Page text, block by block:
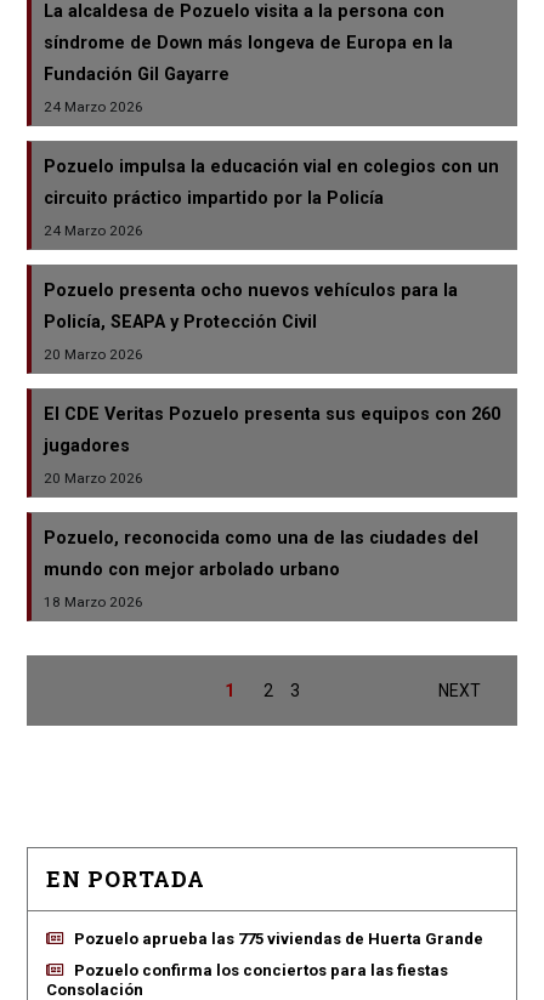
La alcaldesa de Pozuelo visita a la persona con
síndrome de Down más longeva de Europa en la
Fundación Gil Gayarre
24 Marzo 2026
Pozuelo impulsa la educación vial en colegios con un
circuito práctico impartido por la Policía
24 Marzo 2026
Pozuelo presenta ocho nuevos vehículos para la
Policía, SEAPA y Protección Civil
20 Marzo 2026
El CDE Veritas Pozuelo presenta sus equipos con 260
jugadores
20 Marzo 2026
Pozuelo, reconocida como una de las ciudades del
mundo con mejor arbolado urbano
18 Marzo 2026
1 2 3 NEXT
EN PORTADA
Pozuelo aprueba las 775 viviendas de Huerta Grande
Pozuelo confirma los conciertos para las fiestas
Consolación